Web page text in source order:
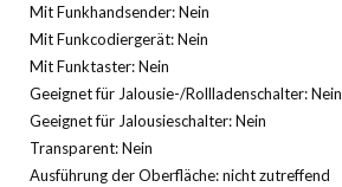
Mit Funkhandsender: Nein
Mit Funkcodiergerät: Nein
Mit Funktaster: Nein
Geeignet für Jalousie-/Rollladenschalter: Nein
Geeignet für Jalousieschalter: Nein
Transparent: Nein
Ausführung der Oberfläche: nicht zutreffend